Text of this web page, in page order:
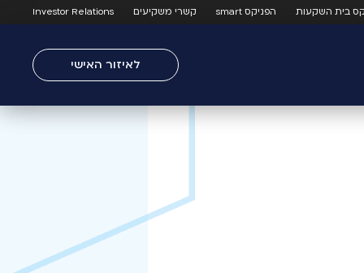
בית השקעות הפניקס smart קשרי משקיעים Investor Relations
לאיזור האישי